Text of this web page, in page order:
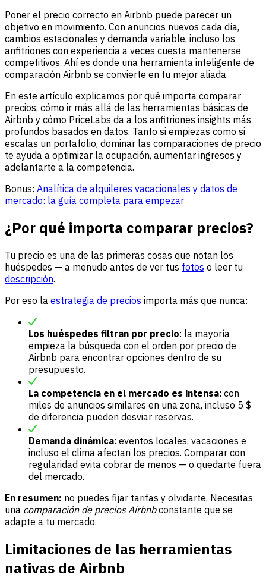
Poner el precio correcto en Airbnb puede parecer un
objetivo en movimiento. Con anuncios nuevos cada día,
cambios estacionales y demanda variable, incluso los
anfitriones con experiencia a veces cuesta mantenerse
competitivos. Ahí es donde una herramienta inteligente de
comparación Airbnb se convierte en tu mejor aliada.
En este artículo explicamos por qué importa comparar
precios, cómo ir más allá de las herramientas básicas de
Airbnb y cómo PriceLabs da a los anfitriones insights más
profundos basados en datos. Tanto si empiezas como si
escalas un portafolio, dominar las comparaciones de precio
te ayuda a optimizar la ocupación, aumentar ingresos y
adelantarte a la competencia.
Bonus: Analítica de alquileres vacacionales y datos de
mercado: la guía completa para empezar
¿Por qué importa comparar precios?
Tu precio es una de las primeras cosas que notan los
huéspedes — a menudo antes de ver tus fotos o leer tu
descripción.
Por eso la estrategia de precios importa más que nunca:
Los huéspedes filtran por precio: la mayoría
empieza la búsqueda con el orden por precio de
Airbnb para encontrar opciones dentro de su
presupuesto.
La competencia en el mercado es intensa: con
miles de anuncios similares en una zona, incluso 5 $
de diferencia pueden desviar reservas.
Demanda dinámica: eventos locales, vacaciones e
incluso el clima afectan los precios. Comparar con
regularidad evita cobrar de menos — o quedarte fuera
del mercado.
En resumen: no puedes fijar tarifas y olvidarte. Necesitas
una comparación de precios Airbnbconstante que se
adapte a tu mercado.
Limitaciones de las herramientas
nativas de Airbnb